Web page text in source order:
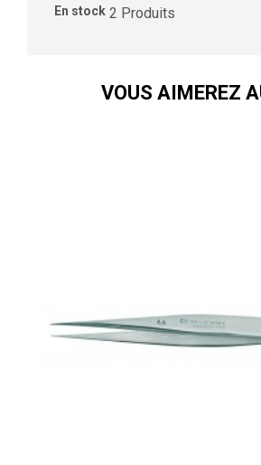
En stock 2 Produits
VOUS AIMEREZ